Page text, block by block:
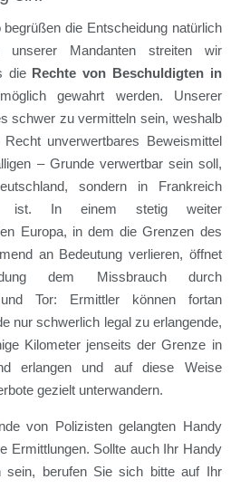
die Entscheidung natürlich
unserer Mandanten streiten wir
die Rechte von Beschuldigten in
gewahrt werden. Unserer
schwer zu vermitteln sein, weshalb
unverwertbares Beweismittel
– Grunde verwertbar sein soll,
sondern in Frankreich
ist. In einem stetig weiter
Europa, in dem die Grenzen des
an Bedeutung verlieren, öffnet
dem Missbrauch durch
Tor: Ermittler können fortan
nur schwerlich legal zu erlangende,
Kilometer jenseits der Grenze in
erlangen und auf diese Weise
gezielt unterwandern.
von Polizisten gelangten Handy
Ermittlungen. Sollte auch Ihr Handy
sein, berufen Sie sich bitte auf Ihr